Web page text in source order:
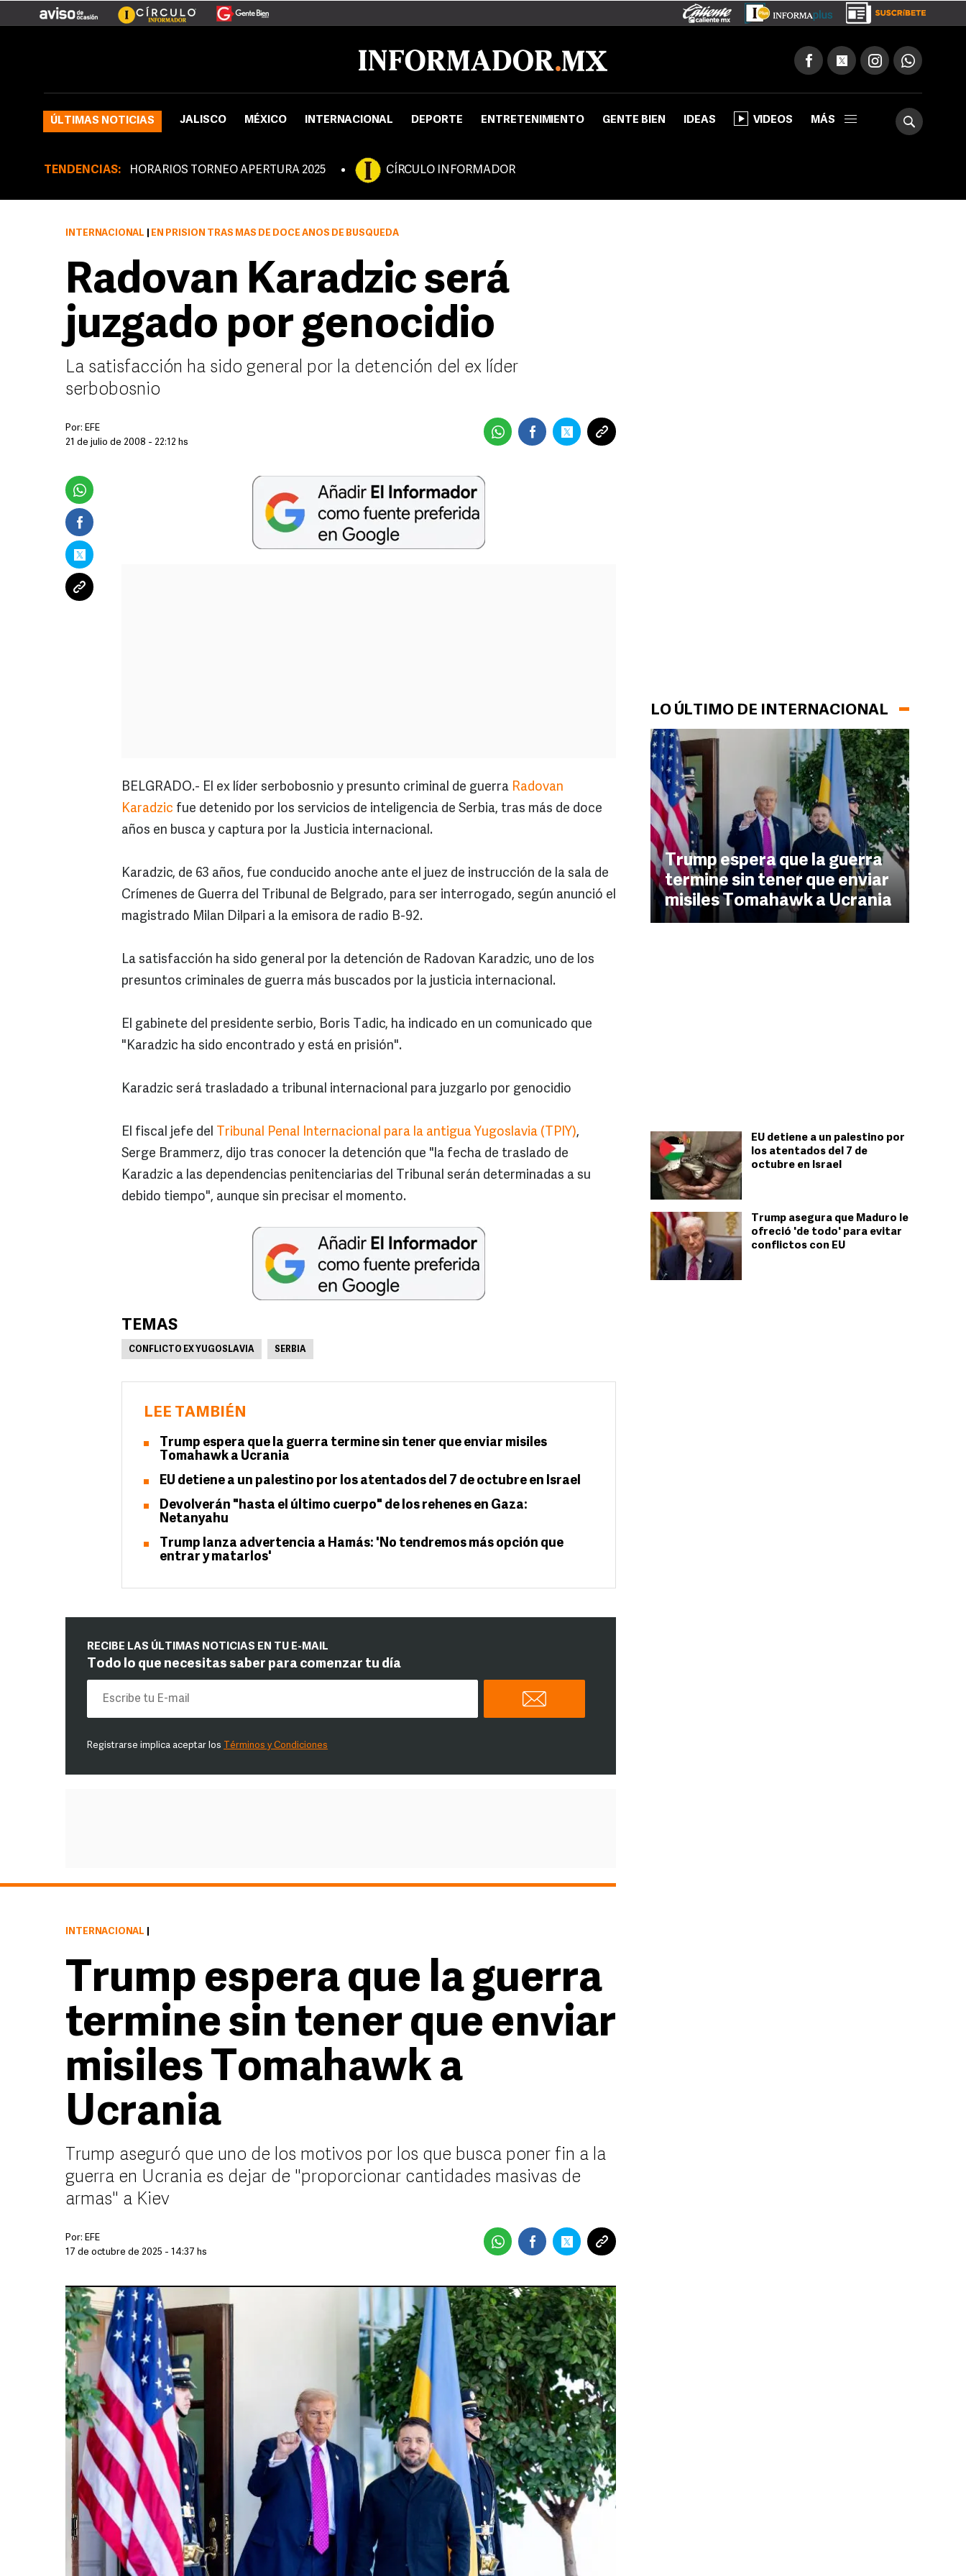
ÚLTIMAS NOTICIAS JALISCO MÉXICO INTERNACIONAL DEPORTE ENTRETENIMIENTO GENTE BIEN IDEAS VIDEOS MÁS
TENDENCIAS: HORARIOS TORNEO APERTURA 2025 CÍRCULO INFORMADOR
LO ÚLTIMO DE INTERNACIONAL
Trump espera que la guerra
termine sin tener que enviar
misiles Tomahawk a Ucrania
EU detiene a un palestino por
los atentados del 7 de
octubre en Israel
Trump asegura que Maduro le
ofreció 'de todo' para evitar
conflictos con EU
INTERNACIONAL EN PRISIÓN TRAS MÁS DE DOCE AÑOS DE BÚSQUEDA
Radovan Karadzic será
juzgado por genocidio
La satisfacción ha sido general por la detención del ex líder
serbobosnio
Por: EFE
21 de julio de 2008 - 22:12 hs
BELGRADO.- El ex líder serbobosnio y presunto criminal de guerra Radovan
Karadzic fue detenido por los servicios de inteligencia de Serbia, tras más de doce
años en busca y captura por la Justicia internacional.
Karadzic, de 63 años, fue conducido anoche ante el juez de instrucción de la sala de
Crímenes de Guerra del Tribunal de Belgrado, para ser interrogado, según anunció el
magistrado Milan Dilpari a la emisora de radio B-92.
La satisfacción ha sido general por la detención de Radovan Karadzic, uno de los
presuntos criminales de guerra más buscados por la justicia internacional.
El gabinete del presidente serbio, Boris Tadic, ha indicado en un comunicado que
"Karadzic ha sido encontrado y está en prisión".
Karadzic será trasladado a tribunal internacional para juzgarlo por genocidio
El fiscal jefe del Tribunal Penal Internacional para la antigua Yugoslavia (TPIY),
Serge Brammerz, dijo tras conocer la detención que "la fecha de traslado de
Karadzic a las dependencias penitenciarias del Tribunal serán determinadas a su
debido tiempo", aunque sin precisar el momento.
TEMAS
CONFLICTO EX YUGOSLAVIA SERBIA
LEE TAMBIÉN
Trump espera que la guerra termine sin tener que enviar misiles
Tomahawk a Ucrania
EU detiene a un palestino por los atentados del 7 de octubre en Israel
Devolverán "hasta el último cuerpo" de los rehenes en Gaza:
Netanyahu
Trump lanza advertencia a Hamás: 'No tendremos más opción que
entrar y matarlos'
RECIBE LAS ÚLTIMAS NOTICIAS EN TU E-MAIL
Todo lo que necesitas saber para comenzar tu día
Registrarse implica aceptar los Términos y Condiciones
INTERNACIONAL
Trump espera que la guerra
termine sin tener que enviar
misiles Tomahawk a
Ucrania
Trump aseguró que uno de los motivos por los que busca poner fin a la
guerra en Ucrania es dejar de "proporcionar cantidades masivas de
armas" a Kiev
Por: EFE
17 de octubre de 2025 - 14:37 hs